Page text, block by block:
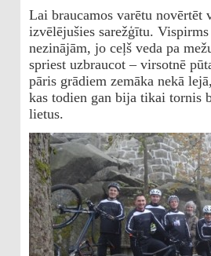
Lai braucamos varētu
izvēlējušies sarežģītu.
nezinājām, jo ceļš veda pa
spriest uzbraucot – virsotnē
pāris grādiem zemāka nekā
kas todien gan bija tikai tornis
lietus.